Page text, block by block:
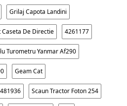
Grilaj Capota Landini
Caseta De Directie 4261177
Turometru Yanmar Af290
Geam Cat
Scaun Tractor Foton 254